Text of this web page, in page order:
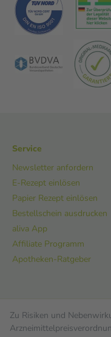
Service
Newsletter anfordern
E-Rezept einlösen
Papier Rezept einlösen
Bestellschein ausdrucken
aliva App
Affiliate Programm
Apotheken-Ratgeber
Zu Risiken und